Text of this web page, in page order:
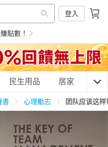
登入
點數！
養生保健 民生用品
民生用品 居家 3C
書 心理勵志 团队应该这